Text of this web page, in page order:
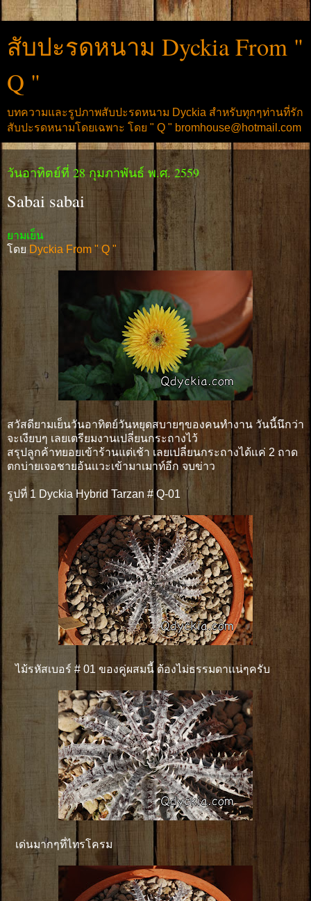
สับปะรดหนาม Dyckia From "
Q "
บทความและรูปภาพสับปะรดหนาม Dyckia สำหรับทุกๆท่านที่รัก
สับปะรดหนามโดยเฉพาะ โดย " Q " bromhouse@hotmail.com
วันอาทิตย์ที่ 28 กุมภาพันธ์ พ.ศ. 2559
Sabai sabai
ยามเย็น
โดย Dyckia From " Q "
สวัสดียามเย็นวันอาทิตย์วันหยุดสบายๆของคนทำงาน วันนี้นึกว่า
จะเงียบๆ เลยเตรียมงานเปลี่ยนกระถางไว้
สรุปลูกค้าทยอยเข้าร้านแต่เช้า เลยเปลี่ยนกระถางได้เเค่ 2 ถาด
ตกบ่ายเจอชายอ้นเเวะเข้ามาเมาท์อีก จบข่าว
รูปที่ 1 Dyckia Hybrid Tarzan # Q-01
ไม้รหัสเบอร์ # 01 ของคู่ผสมนี้ ต้องไม่ธรรมดาเเน่ๆครับ
เด่นมากๆที่ไทรโครม